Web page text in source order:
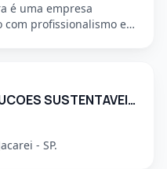
é uma empresa
com profissionalismo e
DP AMBIENTAL - SOLUCOES SUSTENTAVEIS LTDA
- SP.